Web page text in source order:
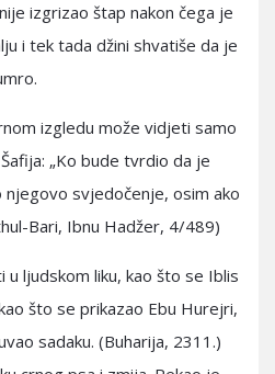
izgrizao štap nakon čega je
i tek tada džini shvatiše da je
izgledu može vidjeti samo
„Ko bude tvrdio da je
svjedočenje, osim ako
Bari, Ibnu Hadžer, 4/489)
u ljudskom liku, kao što se Iblis
što se prikazao Ebu Hurejri,
sadaku. (Buharija, 2311.)